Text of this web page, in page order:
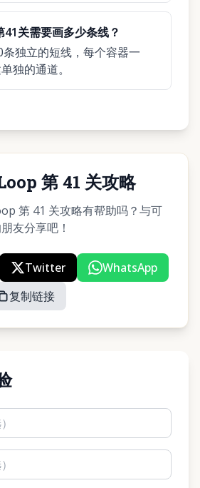
关需要画多少条线？
独立的短线，每个容器一
独的通道。
第 41 关攻略
第 41 关攻略有帮助吗？与可
友分享吧！
Twitter
WhatsApp
复制链接